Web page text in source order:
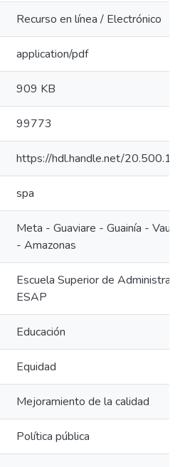
Recurso en línea / Electrónico
application/pdf
909 KB
99773
https://hdl.handle.net/
spa
Meta - Guaviare - Guainía -
- Amazonas
Escuela Superior de
ESAP
Educación
Equidad
Mejoramiento de la calidad
Política pública